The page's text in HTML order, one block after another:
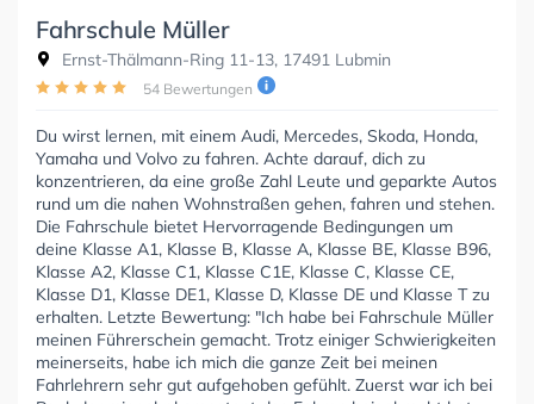
Fahrschule Müller
Ernst-Thälmann-Ring 11-13, 17491 Lubmin
54 Bewertungen
Du wirst lernen, mit einem Audi, Mercedes, Skoda, Honda,
Yamaha und Volvo zu fahren. Achte darauf, dich zu
konzentrieren, da eine große Zahl Leute und geparkte Autos
rund um die nahen Wohnstraßen gehen, fahren und stehen.
Die Fahrschule bietet Hervorragende Bedingungen um
deine Klasse A1, Klasse B, Klasse A, Klasse BE, Klasse B96,
Klasse A2, Klasse C1, Klasse C1E, Klasse C, Klasse CE,
Klasse D1, Klasse DE1, Klasse D, Klasse DE und Klasse T zu
erhalten. Letzte Bewertung: "Ich habe bei Fahrschule Müller
meinen Führerschein gemacht. Trotz einiger Schwierigkeiten
meinerseits, habe ich mich die ganze Zeit bei meinen
Fahrlehrern sehr gut aufgehoben gefühlt. Zuerst war ich bei